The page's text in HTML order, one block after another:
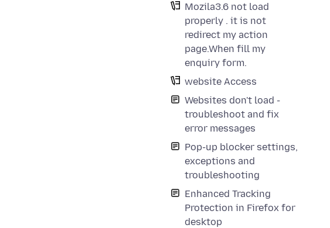
Mozila3.6 not load
properly . it is not
redirect my action
page.When fill my
enquiry form.
website Access
Websites don't load -
troubleshoot and fix
error messages
Pop-up blocker settings,
exceptions and
troubleshooting
Enhanced Tracking
Protection in Firefox for
desktop